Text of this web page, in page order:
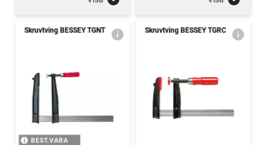
Skruvtving BESSEY TGNT
BEST.VARA
Skruvtving BESSEY TGRC